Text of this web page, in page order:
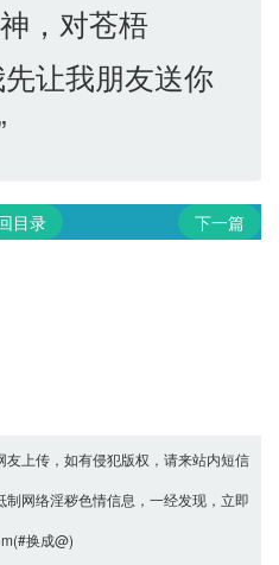
，对苍梧
让我朋友送你
目录 下一篇
上传，如有侵犯版权，请来站内短信
制网络淫秽色情信息，一经发现，立即
换成@)